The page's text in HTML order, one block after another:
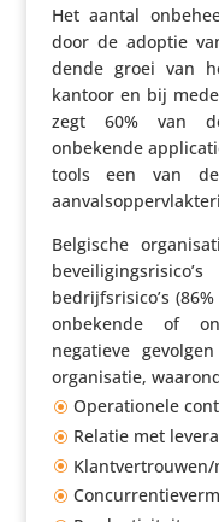
Het aantal
door de adoptie
dende groei van
kantoor en bij
zegt 60% van
onbekende
tools een van
Belgische
bedrijfsrisico’s
onbekende of
negatieve
orga­ni­satie,
Opera­ti­o­nele
Relatie met